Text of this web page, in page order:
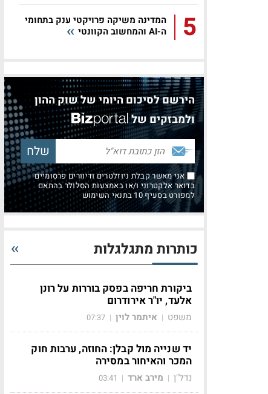
5
המדינה משיקה פרויקטי ענק בתחומי
ה-AI והמחשוב הקוונטי
הירשם לסיכום היומי של שוק ההון
ולמבזקים של
אני מאשר קבלת ניוזלטרים ודיוורים פרסומיים
בדואר אלקטרוני ו/או באמצעות הסלולר בהתאם
למפורט בסעיף 10 בתנאי השימוש
כותרות מתגלגלות
ביקורת חריפה בפסק בוררות על רונן
אלעד, יו"ר אירודרום
משפט | איתמר לוין |
07:37
יד שנייה מול קבלן: החוזה, ערבות חוק
המכר והאיחור במסירה
נדל"ן | מירב ארד |
03:41